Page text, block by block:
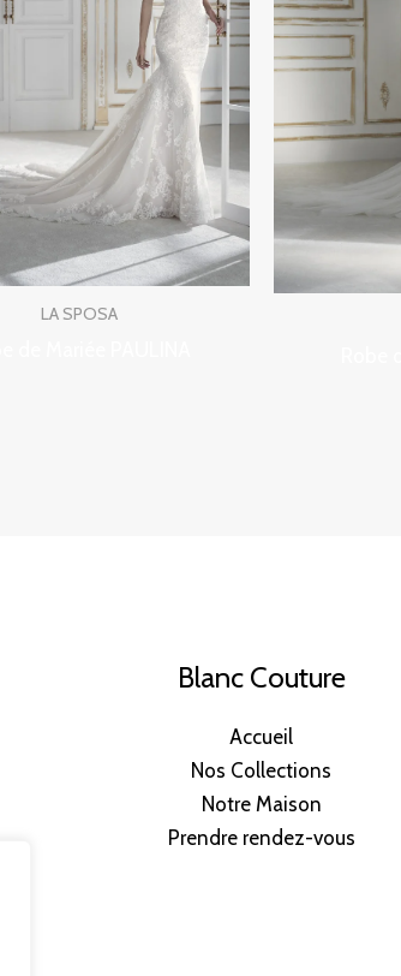
LA SPOSA
Blanc Couture
Accueil
Nos Collections
Notre Maison
Prendre rendez-vous